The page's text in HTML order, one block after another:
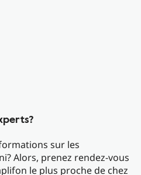
sur les
Alors, prenez rendez-vous
le plus proche de chez